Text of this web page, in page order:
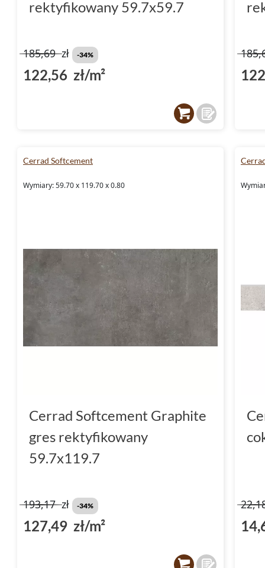
rektyfikowany 59.7x59.7
185,69zł -34%
122,56 zł/m²
Cerrad Softcement
Wymiary: 59.70 x 119.70 x 0.80
Cerrad Softcement Graphite
gres rektyfikowany
59.7x119.7
193,17zł -34%
127,49 zł/m²